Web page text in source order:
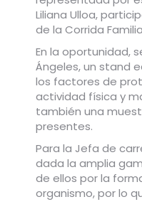
Liliana Ulloa,
de la Corrida
En la oportunidad,
Ángeles, un stand
los factores de
actividad física y
también una
presentes.
Para la Jefa de
dada la amplia
de ellos por la
organismo, por lo